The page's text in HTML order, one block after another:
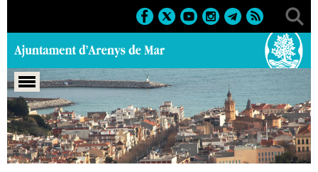
Portada > Regidories > Alcaldia > Agenda > 29-04-2016